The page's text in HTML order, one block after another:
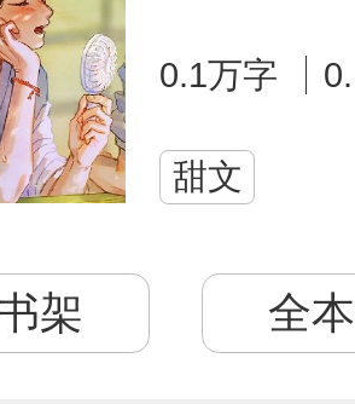
0.1万字
甜文
架 全